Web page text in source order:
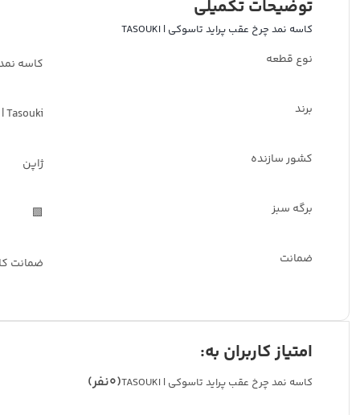
توضیحات تکمیلی
کاسه نمد چرخ عقب پراید تاسوکی | TASOUKI
نوع قطعه کاسه
برند Tasouki | تاسوکی
کشور سازنده ژاپن
برگه سبز 🟩
ضمانت ضمانت
امتیاز کاربران به:
کاسه نمد چرخ عقب پراید تاسوکی | TASOUKI (0نفر)